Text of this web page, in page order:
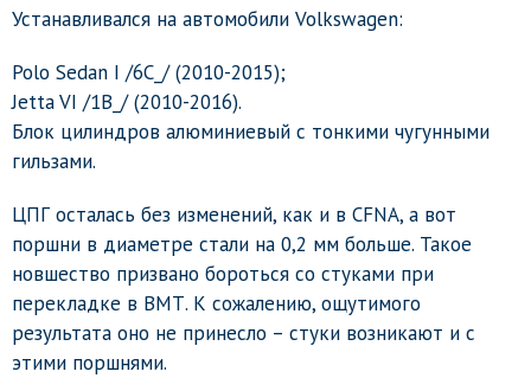
Устанавливался на автомобили Volkswagen:
Polo Sedan I /6C_/ (2010-2015);
Jetta VI /1B_/ (2010-2016).
Блок цилиндров алюминиевый с тонкими чугунными
гильзами.
ЦПГ осталась без изменений, как и в CFNA, а вот
поршни в диаметре стали на 0,2 мм больше. Такое
новшество призвано бороться со стуками при
перекладке в ВМТ. К сожалению, ощутимого
результата оно не принесло – стуки возникают и с
этими поршнями.